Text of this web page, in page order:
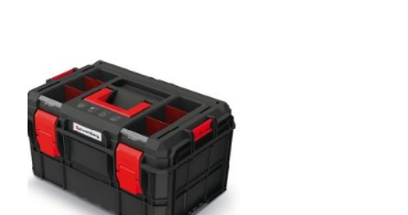
Dodaj
na
listu
želja